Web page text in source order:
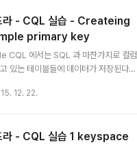
상의 컬럼들을 사용한다. Composite
single partition에 들어가기엔 데이
사용된다. partition key에 대해 한개
하는 것은 데이터를 chunks 나 buck
라 - CQL 실습 - Createing
primary key
에서는 SQL 과 마찬가지로 컬럼
있는 테이블들에 데이터가 저장된다.
똑같지 않다. 좀 더 자세한 내용은 A t
하지 않으면서 create, drop, alter
12. 22.
라 - CQL 실습 1 keyspace